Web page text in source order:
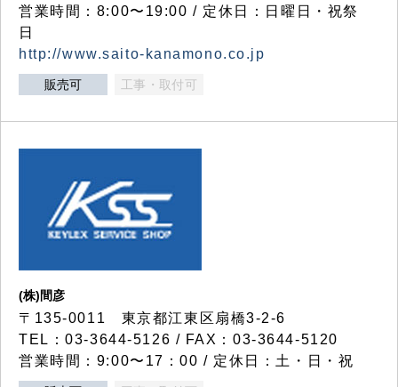
営業時間：8:00〜19:00 / 定休日：日曜日・祝祭
日
http://www.saito-kanamono.co.jp
販売可 工事・取付可
(株)間彦
〒135-0011 東京都江東区扇橋3-2-6
TEL：03-3644-5126 / FAX：03-3644-5120
営業時間：9:00〜17：00 / 定休日：土・日・祝